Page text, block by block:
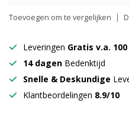
Toevoegen om te vergelijken
Leveringen Gratis v.a. 100
14 dagen Bedenktijd
Snelle & Deskundige
Klantbeordelingen 8.9/10